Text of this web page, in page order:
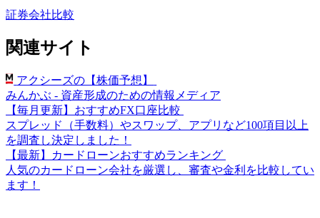
証券会社比較
関連サイト
アクシーズの【株価予想】
みんかぶ - 資産形成のための情報メディア
【毎月更新】おすすめFX口座比較
スプレッド（手数料）やスワップ、アプリなど100項目以上
を調査し決定しました！
【最新】カードローンおすすめランキング
人気のカードローン会社を厳選し、審査や金利を比較してい
ます！